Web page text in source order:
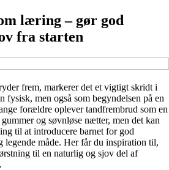
læring – gør god
fra starten
frem, markerer det et vigtigt skridt i
men også som begyndelsen på en
forældre oplever tandfrembrud som en
og søvnløse nætter, men det kan
til at introducere barnet for god
legende måde. Her får du inspiration til,
til en naturlig og sjov del af